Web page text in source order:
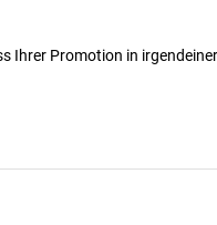
Ihrer Promotion in